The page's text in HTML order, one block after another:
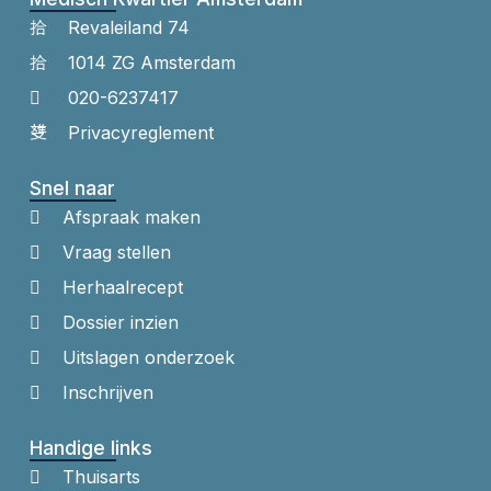
Revaleiland 74
1014 ZG Amsterdam
020-6237417
Privacyreglement
Snel naar
Afspraak maken
Vraag stellen
Herhaalrecept
Dossier inzien
Uitslagen onderzoek
Inschrijven
Handige links
Thuisarts